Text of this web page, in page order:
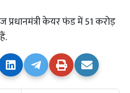
केयर फंड में 51 करोड़